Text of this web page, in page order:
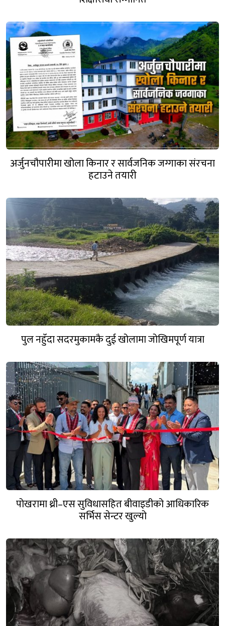
अर्जुनचौपारीमा खोला किनार र सार्वजनिक जग्गाका संरचना
हटाउने तयारी
पुल नहुँदा सदरमुकामकै दुई खोलामा जोखिमपूर्ण यात्रा
पोखरामा थ्री–एस सुविधासहित बीवाइडीको आधिकारिक
सर्भिस सेन्टर खुल्यो